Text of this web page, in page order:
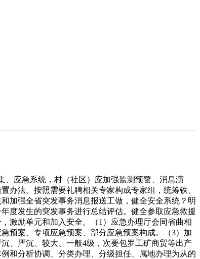
应急系统，村（社区）应加强监测预警、消息演
办法。按照需要礼聘相关专家构成专家组，统筹铁、
加强全省突发事务消息报送工做，健全安全系统？明
度发生的突发事务进行总结评估。健全参取应急救援
激励单元和加入安全。（1）应急办理厅会同省曲相
预案、专项应急预案、部分应急预案构成。（3）加
、严沉、较大、一般4级，次要包罗工矿商贸等出产
和分析协调、分类办理、分级担任、属地办理为从的